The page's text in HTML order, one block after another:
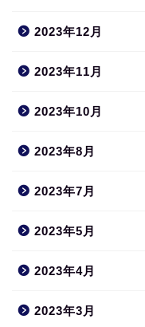
2023年12月
2023年11月
2023年10月
2023年8月
2023年7月
2023年5月
2023年4月
2023年3月